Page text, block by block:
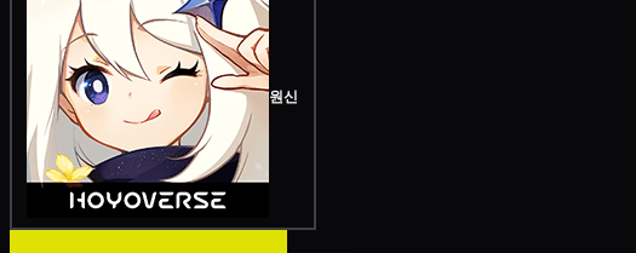
원신